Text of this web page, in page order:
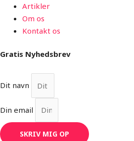
Artikler
Om os
Kontakt os
Gratis Nyhedsbrev
Dit navn
Din email
SKRIV MIG OP